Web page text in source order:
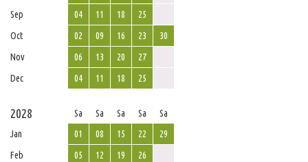
Sep
04 11 18
25
Oct
02 09 16 23
30
Nov
06 13 20
27
Dec
04 11 18 25
2028 Sa Sa Sa Sa
Sa
Jan
01 08 15 22
29
Feb
05 12 19
26